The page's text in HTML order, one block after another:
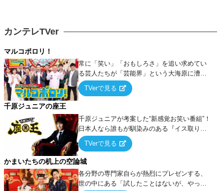
カンテレTVer
マルコポロリ！
常に「笑い」「おもしろさ」を追い求めてい
る芸人たちが「芸能界」という大海原に漕ぎ
出でて、新たなオモシロ人間を発掘する！
TVerで見る
千原ジュニアの座王
千原ジュニアが考案した“新感覚お笑い番組”！
日本人なら誰もが馴染みのある『イス取りゲ
ーム』をベースに、大喜利・ギャグ・モノボ
ケ・歌…など様々なお題で芸人がショートネ
タを競い合う！
TVerで見る
かまいたちの机上の空論城
各分野の専門家自らが熱烈にプレゼンする、
世の中にある「試したことはないが、やって